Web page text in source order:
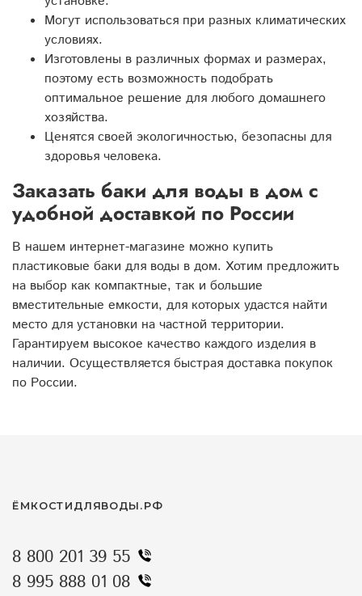
Могут использоваться при разных климатических
условиях.
Изготовлены в различных формах и размерах,
поэтому есть возможность подобрать
оптимальное решение для любого домашнего
хозяйства.
Ценятся своей экологичностью, безопасны для
здоровья человека.
Заказать баки для воды в дом с
удобной доставкой по России
В нашем интернет-магазине можно купить
пластиковые баки для воды в дом. Хотим предложить
на выбор как компактные, так и большие
вместительные емкости, для которых удастся найти
место для установки на частной территории.
Гарантируем высокое качество каждого изделия в
наличии. Осуществляется быстрая доставка покупок
по России.
ЁМКОСТИДЛЯВОДЫ.РФ
8 800 201 39 55
8 995 888 01 08